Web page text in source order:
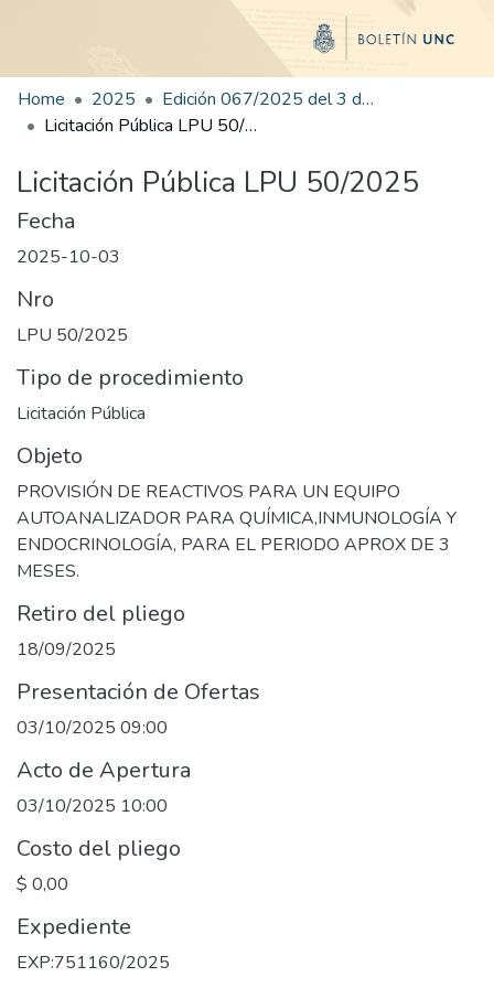
Home 2025
Edición 067/2025 del 3 de octubre de 2025
Licitación Pública LPU 50/2025
Licitación Pública LPU 50/2025
Fecha
2025-10-03
Nro
LPU 50/2025
Tipo de procedimiento
Licitación Pública
Objeto
PROVISIÓN DE REACTIVOS PARA UN EQUIPO
AUTOANALIZADOR PARA QUÍMICA,INMUNOLOGÍA Y
ENDOCRINOLOGÍA, PARA EL PERIODO APROX DE 3
MESES.
Retiro del pliego
18/09/2025
Presentación de Ofertas
03/10/2025 09:00
Acto de Apertura
03/10/2025 10:00
Costo del pliego
$ 0,00
Expediente
EXP:751160/2025